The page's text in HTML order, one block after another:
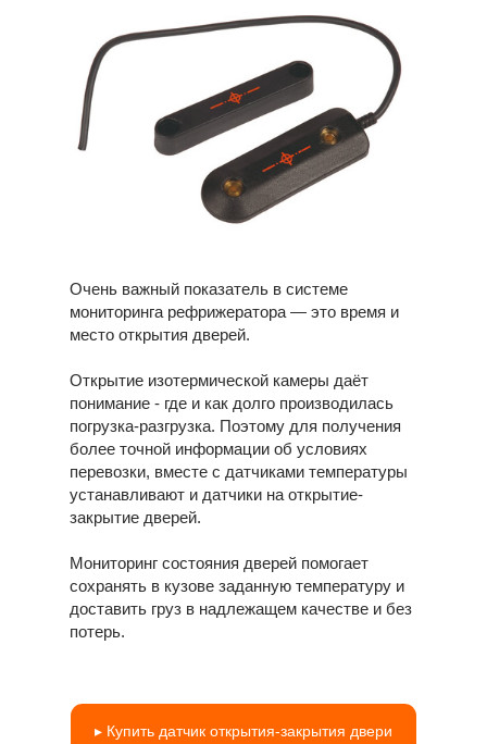
Очень важный показатель в системе
мониторинга рефрижератора — это время и
место открытия дверей.
Открытие изотермической камеры даёт
понимание - где и как долго производилась
погрузка-разгрузка. Поэтому для получения
более точной информации об условиях
перевозки, вместе с датчиками температуры
устанавливают и датчики на открытие-
закрытие дверей.
Мониторинг состояния дверей помогает
сохранять в кузове заданную температуру и
доставить груз в надлежащем качестве и без
потерь.
▸ Купить датчик открытия-закрытия двери